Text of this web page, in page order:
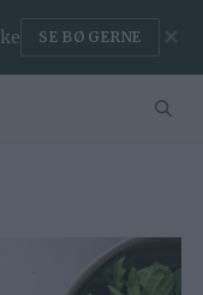
BLIV MEDLEM ✕